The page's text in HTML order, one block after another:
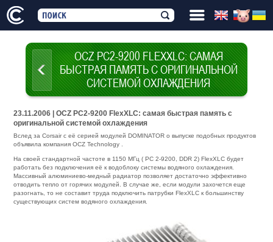
OCZ PC2-9200 FLEXXLC: САМАЯ
БЫСТРАЯ ПАМЯТЬ С ОРИГИНАЛЬНОЙ
СИСТЕМОЙ ОХЛАЖДЕНИЯ
23.11.2006 | OCZ PC2-9200 FlexXLC: самая быстрая память с
оригинальной системой охлаждения
Вслед за Corsair с её серией модулей DOMINATOR о выпуске подобных продуктов
объявила компания OCZ Technology .
На своей стандартной частоте в 1150 МГц ( PC 2-9200, DDR 2) FlexXLC будет
работать без подключения её к водоблоку системы водяного охлаждения.
Массивный алюминиево-медный радиатор позволяет достаточно эффективно
отводить тепло от горячих модулей. В случае же, если модули захочется еще
разогнать, то не составит труда подключить патрубки FlexXLC к большинству
существующих систем водяного охлаждения.